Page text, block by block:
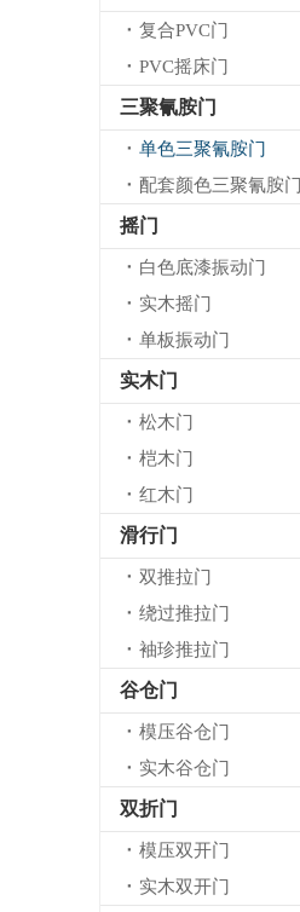
复合PVC门
PVC摇床门
三聚氰胺门
单色三聚氰胺门
配套颜色三聚氰胺门
摇门
白色底漆振动门
实木摇门
单板振动门
实木门
松木门
桤木门
红木门
滑行门
双推拉门
绕过推拉门
袖珍推拉门
谷仓门
模压谷仓门
实木谷仓门
双折门
模压双开门
实木双开门